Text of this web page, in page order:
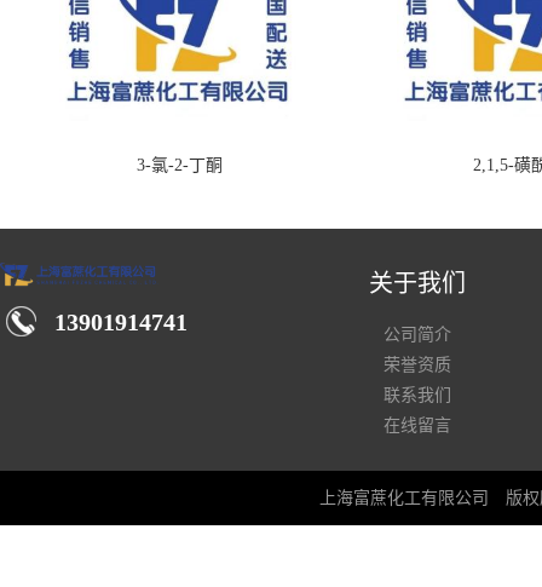
3-氯-2-丁酮 2,1,5-磺
13901914741
关于我们
公司简介
荣誉资质
联系我们
在线留言
上海富蔗化工有限公司 版